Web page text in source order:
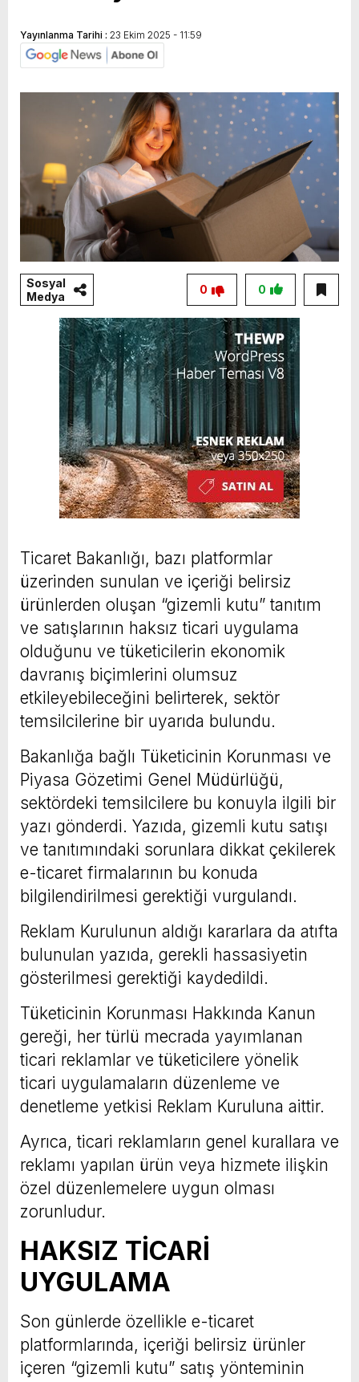
Yayınlanma Tarihi : 23 Ekim 2025 - 11:59
Sosyal
Medya
0
0
Ticaret Bakanlığı, bazı platformlar
üzerinden sunulan ve içeriği belirsiz
ürünlerden oluşan “gizemli kutu” tanıtım
ve satışlarının haksız ticari uygulama
olduğunu ve tüketicilerin ekonomik
davranış biçimlerini olumsuz
etkileyebileceğini belirterek, sektör
temsilcilerine bir uyarıda bulundu.
Bakanlığa bağlı Tüketicinin Korunması ve
Piyasa Gözetimi Genel Müdürlüğü,
sektördeki temsilcilere bu konuyla ilgili bir
yazı gönderdi. Yazıda, gizemli kutu satışı
ve tanıtımındaki sorunlara dikkat çekilerek
e-ticaret firmalarının bu konuda
bilgilendirilmesi gerektiği vurgulandı.
Reklam Kurulunun aldığı kararlara da atıfta
bulunulan yazıda, gerekli hassasiyetin
gösterilmesi gerektiği kaydedildi.
Tüketicinin Korunması Hakkında Kanun
gereği, her türlü mecrada yayımlanan
ticari reklamlar ve tüketicilere yönelik
ticari uygulamaların düzenleme ve
denetleme yetkisi Reklam Kuruluna aittir.
Ayrıca, ticari reklamların genel kurallara ve
reklamı yapılan ürün veya hizmete ilişkin
özel düzenlemelere uygun olması
zorunludur.
HAKSIZ TİCARİ
UYGULAMA
Son günlerde özellikle e-ticaret
platformlarında, içeriği belirsiz ürünler
içeren “gizemli kutu” satış yönteminin